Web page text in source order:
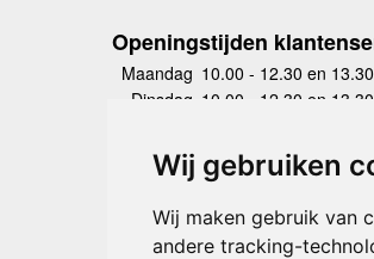
Wij gebruiken
Wij maken gebruik van
andere tracking-
Openingstijden
Maandag 10.00 - 12.30 en
Dinsdag 10.00 - 12.30 en
Donderdag
10.00 - 12.30 en
Vrijdag 10.00 - 12.30 en
Zaterdag
gesloten
Zondag gesloten